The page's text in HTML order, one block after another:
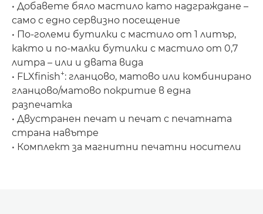
• Добавете бяло мастило като надграждане –
само с едно сервизно посещение
• По-големи бутилки с мастило от 1 литър,
както и по-малки бутилки с мастило от 0,7
литра – или и двата вида
• FLXﬁnish+: гланцово, матово или комбинирано
гланцово/матово покритие в една
разпечатка
• Двустранен печат и печат с печатната
страна навътре
• Комплект за магнитни печатни носители